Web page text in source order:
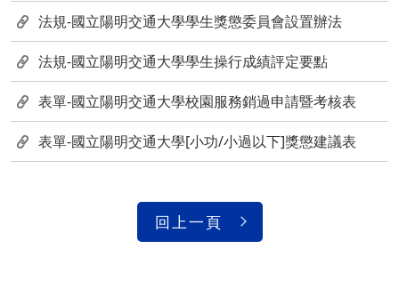
法規-國立陽明交通大學學生獎懲委員會設置辦法
法規-國立陽明交通大學學生操行成績評定要點
表單-國立陽明交通大學校園服務銷過申請暨考核表
表單-國立陽明交通大學[小功/小過以下]獎懲建議表
回上一頁